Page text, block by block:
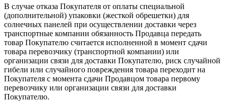
В случае отказа Покупателя от оплаты специальной
(дополнительной) упаковки (жесткой обрешетки) для
солнечных панелей при осуществлении доставки через
транспортные компании обязанность Продавца передать
товар Покупателю считается исполненной в момент сдачи
товара перевозчику (транспортной компании) или
организации связи для доставки Покупателю, риск случайной
гибели или случайного повреждения товара переходит на
Покупателя с момента сдачи Продавцом товара первому
перевозчику или организации связи для доставки
Покупателю.